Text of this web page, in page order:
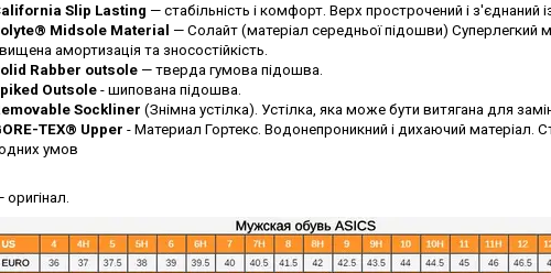
Slip Lasting — стабільність і комфорт. Верх прострочений і
Midsole Material — Солайт (матеріал середньої підошви) Суперлегкий
амортизація та зносостійкість.
Rabber outsole — тверда гумова підошва.
Outsole- шипована підошва.
Sockliner (Знімна устілка). Устілка, яка може бути витягана для
TEX® Upper - Материал Гортекс. Водонепроникний і дихаючий матеріал.
умов
оригінал.